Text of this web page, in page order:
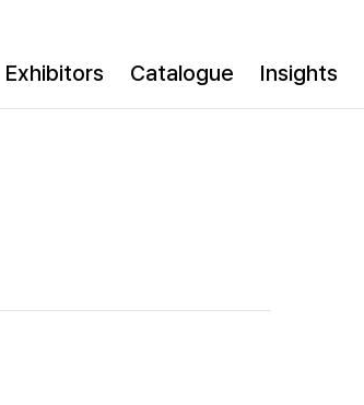
Exhibitors Catalogue Insights